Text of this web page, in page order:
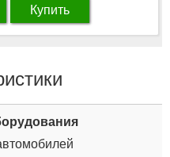
Купить